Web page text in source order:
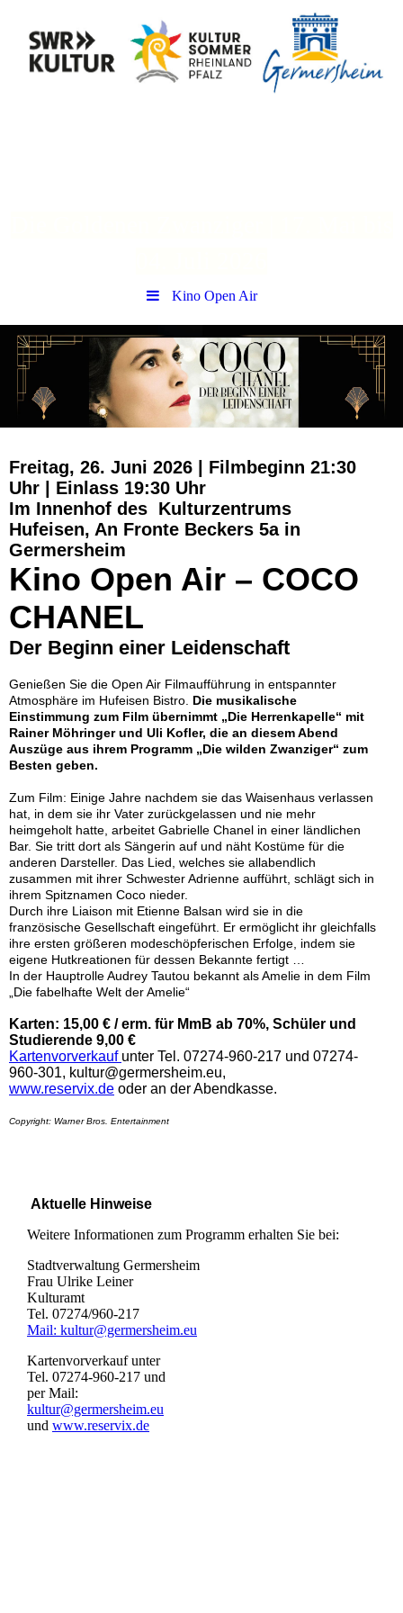
Kino Open Air
Freitag, 26. Juni 2026 | Filmbeginn 21:30
Uhr | Einlass 19:30 Uhr
Im Innenhof des Kulturzentrums
Hufeisen, An Fronte Beckers 5a in
Germersheim
Kino Open Air – COCO
CHANEL
Der Beginn einer Leidenschaft
Genießen Sie die Open Air Filmaufführung in entspannter
Atmosphäre im Hufeisen Bistro. Die musikalische
Einstimmung zum Film übernimmt „Die Herrenkapelle“ mit
Rainer Möhringer und Uli Kofler, die an diesem Abend
Auszüge aus ihrem Programm „Die wilden Zwanziger“ zum
Besten geben.
Zum Film: Einige Jahre nachdem sie das Waisenhaus verlassen
hat, in dem sie ihr Vater zurückgelassen und nie mehr
heimgeholt hatte, arbeitet Gabrielle Chanel in einer ländlichen
Bar. Sie tritt dort als Sängerin auf und näht Kostüme für die
anderen Darsteller. Das Lied, welches sie allabendlich
zusammen mit ihrer Schwester Adrienne aufführt, schlägt sich in
ihrem Spitznamen Coco nieder.
Durch ihre Liaison mit Etienne Balsan wird sie in die
französische Gesellschaft eingeführt. Er ermöglicht ihr gleichfalls
ihre ersten größeren modeschöpferischen Erfolge, indem sie
eigene Hutkreationen für dessen Bekannte fertigt …
In der Hauptrolle Audrey Tautou bekannt als Amelie in dem Film
„Die fabelhafte Welt der Amelie“
Karten: 15,00 € / erm. für MmB ab 70%, Schüler und
Studierende 9,00 €
Kartenvorverkauf unter Tel. 07274-960-217 und 07274-
960-301, kultur@germersheim.eu,
www.reservix.de oder an der Abendkasse.
Copyright: Warner Bros. Entertainment
Aktuelle Hinweise
Weitere Informationen zum Programm erhalten Sie bei:
Stadtverwaltung Germersheim
Frau Ulrike Leiner
Kulturamt
Tel. 07274/960-217
Mail: kultur@germersheim.eu
Kartenvorverkauf unter
Tel. 07274-960-217 und
per Mail:
kultur@germersheim.eu
und www.reservix.de